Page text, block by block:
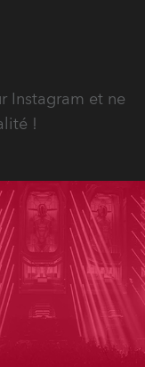
Instagram et ne
!